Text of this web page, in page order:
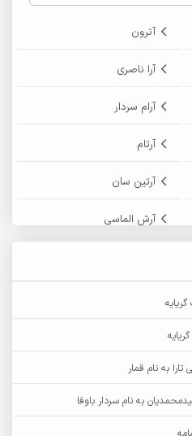
آترون
آرا ناصری
آرام سردار
آرتام
آرتین سان
آرش الماسی
آرش مستشیری
آرش نظری
به نام قمار
به نام سردار باوفا